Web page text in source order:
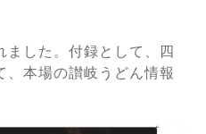
ました。付録として、四
、本場の讃岐うどん情報